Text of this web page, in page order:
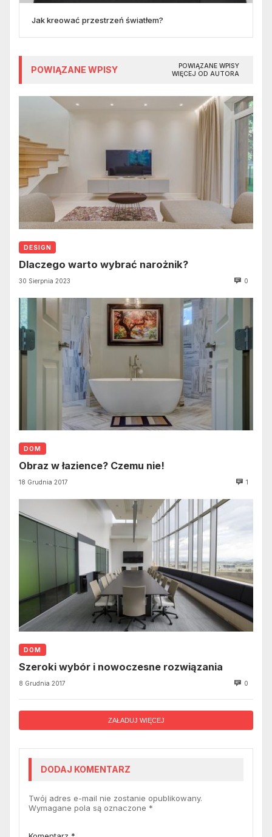
Jak kreować przestrzeń światłem?
POWIĄZANE WPISY
POWIĄZANE WPISY
WIĘCEJ OD AUTORA
DESIGN
Dlaczego warto wybrać narożnik?
30 Sierpnia 2023 0
DOM
Obraz w łazience? Czemu nie!
18 Grudnia 2017 1
DOM
Szeroki wybór i nowoczesne rozwiązania
8 Grudnia 2017 0
ZAŁADUJ WIĘCEJ
DODAJ KOMENTARZ
Twój adres e-mail nie zostanie opublikowany.
Wymagane pola są oznaczone *